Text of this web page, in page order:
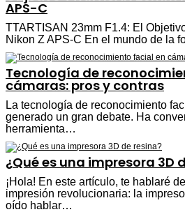
APS-C
TTARTISAN 23mm F1.4: El
Nikon Z APS-C En el mundo de la
Tecnología de
cámaras: pros y contras
La tecnología de reconocimiento
generado un gran debate. Ha
herramienta…
¿Qué es una impresora 3D
¡Hola! En este artículo, te hablaré
impresión revolucionaria: la
oído hablar…